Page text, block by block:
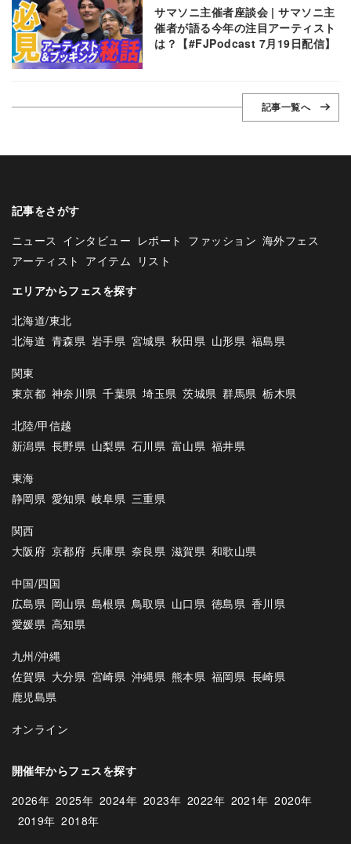
サマソニ主催者座談会 | サマソニ主
催者が語る今年の注目アーティスト
は？【#FJPodcast 7月19日配信】
記事一覧へ
記事をさがす
ニュース インタビュー レポート ファッション 海外フェス
アーティスト アイテム リスト
エリアからフェスを探す
北海道/東北
北海道 青森県 岩手県 宮城県 秋田県 山形県 福島県
関東
東京都 神奈川県 千葉県 埼玉県 茨城県 群馬県 栃木県
北陸/甲信越
新潟県 長野県 山梨県 石川県 富山県 福井県
東海
静岡県 愛知県 岐阜県 三重県
関西
大阪府 京都府 兵庫県 奈良県 滋賀県 和歌山県
中国/四国
広島県 岡山県 島根県 鳥取県 山口県 徳島県 香川県
愛媛県 高知県
九州/沖縄
佐賀県 大分県 宮崎県 沖縄県 熊本県 福岡県 長崎県
鹿児島県
オンライン
開催年からフェスを探す
2026年 2025年 2024年 2023年 2022年 2021年 2020年
2019年 2018年